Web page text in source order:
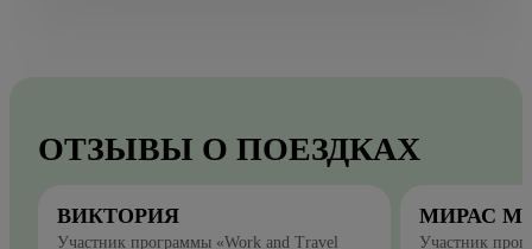
ОТЗЫВЫ О ПОЕЗДКАХ
ВИКТОРИЯ
Участник программы «Work and Travel
МИРАС
Участник